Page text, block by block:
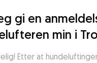
gi en
min i
Etter at